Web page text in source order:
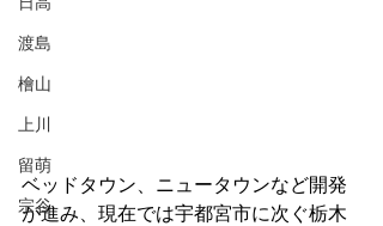
渡島
檜山
上川
留萌
宗谷
ベッドタウン、ニュータウンなど開発
が進み、現在では宇都宮市に次ぐ栃木